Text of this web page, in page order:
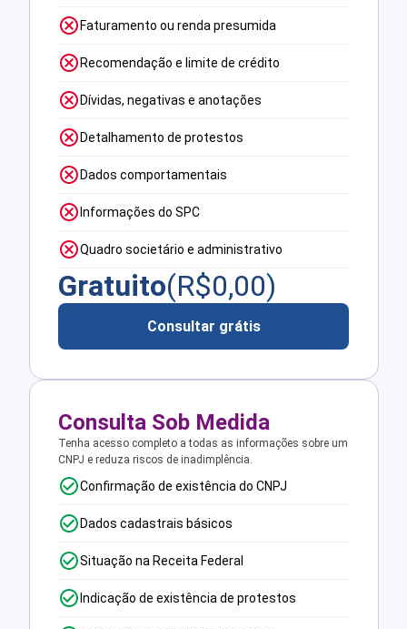
Faturamento ou renda presumida
Recomendação e limite de crédito
Dívidas, negativas e anotações
Detalhamento de protestos
Dados comportamentais
Informações do SPC
Quadro societário e administrativo
Gratuito(R$0,00)
Consultar grátis
Consulta Sob Medida
Tenha acesso completo a todas as informações sobre um
CNPJ e reduza riscos de inadimplência.
Confirmação de existência do CNPJ
Dados cadastrais básicos
Situação na Receita Federal
Indicação de existência de protestos